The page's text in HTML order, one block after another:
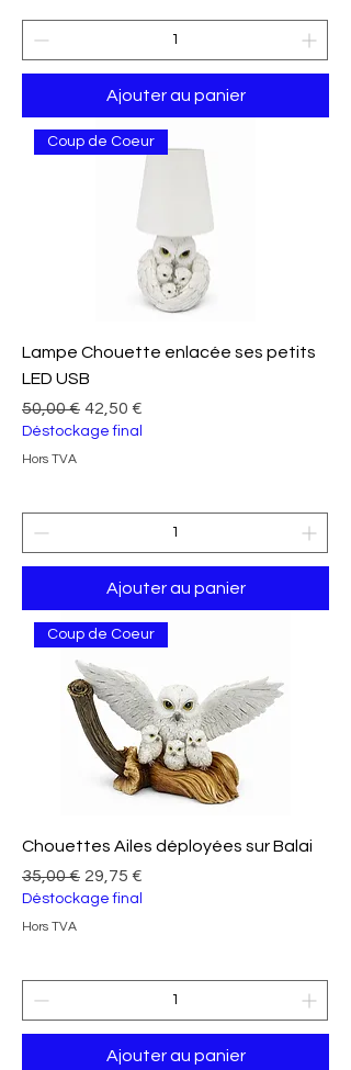
Ajouter au panier
Coup de Coeur
Lampe Chouette enlacée ses petits
LED USB
Prix original
50,00 € Prix promotionnel
42,50 €
Déstockage final
Hors TVA
Ajouter au panier
Coup de Coeur
Chouettes Ailes déployées sur Balai
Prix original
35,00 € Prix promotionnel
29,75 €
Déstockage final
Hors TVA
Ajouter au panier